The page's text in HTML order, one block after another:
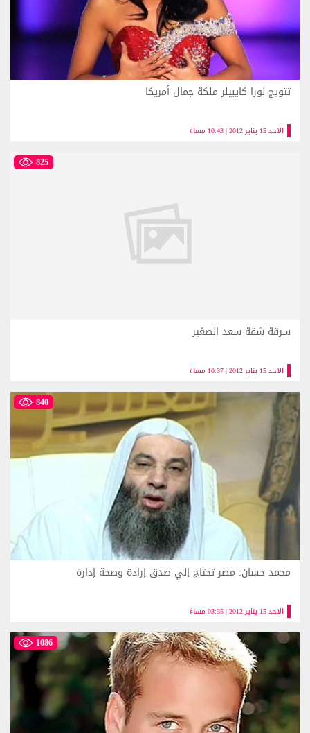
الاحد 15 يناير 2012 | 10:43 مساءً
تتويج لورا كايبيلر ملكة جمال أمريكا
825
الاحد 15 يناير 2012 | 10:37 مساءً
سرقة شقة سعد الصغير
840
الاحد 15 يناير 2012 | 03:35 مساءً
محمد حسان: مصر تحتاج إلي صدق إرادة وصحة إدارة
1086